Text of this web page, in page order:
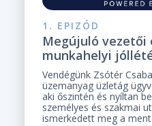
1. EPIZÓD
Megújuló vezetői
munkahelyi
Vendégünk Zsótér
üzemanyag üzletág
aki őszintén és nyíltan
személyes és szakmai
ismerkedett meg a